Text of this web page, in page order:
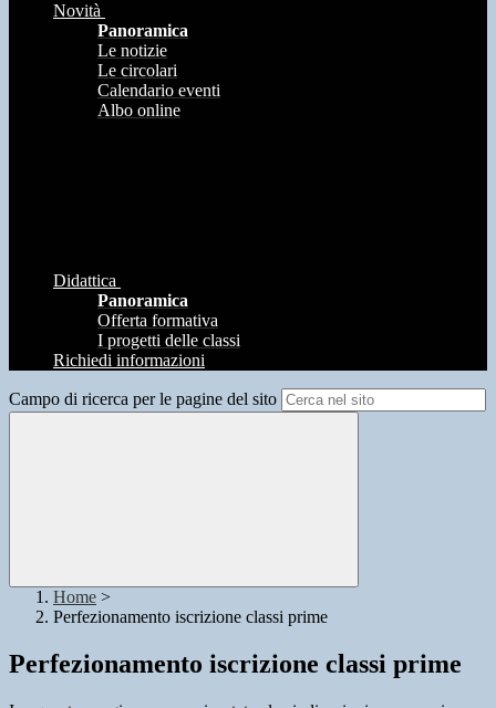
Novità
Panoramica
Le notizie
Le circolari
Calendario eventi
Albo online
Didattica
Panoramica
Offerta formativa
I progetti delle classi
Richiedi informazioni
Campo di ricerca per le pagine del sito
Home >
Perfezionamento iscrizione classi prime
Perfezionamento iscrizione classi prime